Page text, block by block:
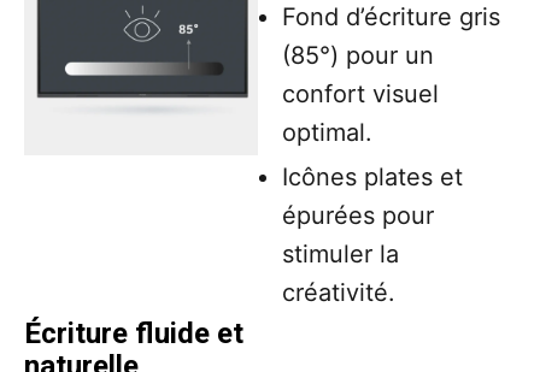
Fond d’écriture gris
(85°) pour un
confort visuel
optimal.
Icônes plates et
épurées pour
stimuler la
créativité.
Écriture fluide et